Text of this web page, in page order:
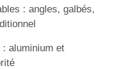
: angles, galbés,
aluminium et